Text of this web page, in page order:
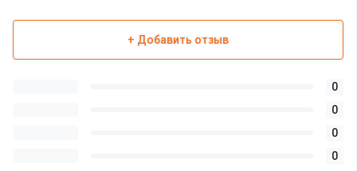
+ Добавить отзыв
0
0
0
0